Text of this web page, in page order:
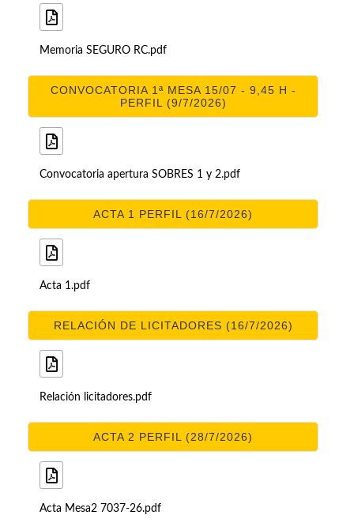
Memoria SEGURO RC.pdf
CONVOCATORIA 1ª MESA 15/07 - 9,45 H -
PERFIL (9/7/2026)
Convocatoria apertura SOBRES 1 y 2.pdf
ACTA 1 PERFIL (16/7/2026)
Acta 1.pdf
RELACIÓN DE LICITADORES (16/7/2026)
Relación licitadores.pdf
ACTA 2 PERFIL (28/7/2026)
Acta Mesa2 7037-26.pdf